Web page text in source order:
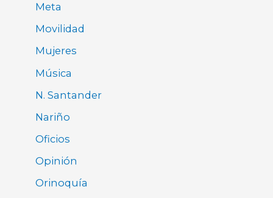
Meta
Movilidad
Mujeres
Música
N. Santander
Nariño
Oficios
Opinión
Orinoquía